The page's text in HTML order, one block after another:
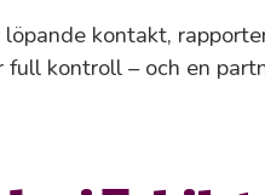
kontakt,
kontroll – och en